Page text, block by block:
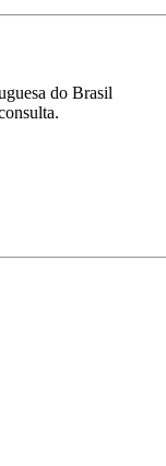
do Brasil